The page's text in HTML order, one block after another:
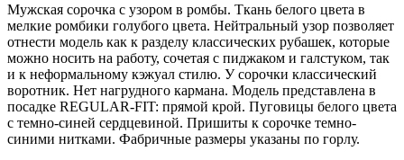
Мужская сорочка с узором в ромбы. Ткань белого цвета в
мелкие ромбики голубого цвета. Нейтральный узор позволяет
отнести модель как к разделу классических рубашек, которые
можно носить на работу, сочетая с пиджаком и галстуком, так
и к неформальному кэжуал стилю. У сорочки классический
воротник. Нет нагрудного кармана. Модель представлена в
посадке REGULAR-FIT: прямой крой. Пуговицы белого цвета
с темно-синей сердцевиной. Пришиты к сорочке темно-
синими нитками. Фабричные размеры указаны по горлу.